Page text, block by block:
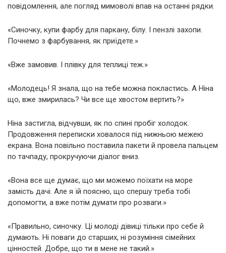
повідомлення, але погляд мимоволі впав на останні рядки.
«Синочку, купи фарбу для паркану, білу. І пензлі захопи.
Почнемо з фарбування, як приїдете.»
«Вже замовив. І плівку для теплиці теж.»
«Молодець! Я знала, що на тебе можна покластись. А Ніна
що, вже змирилась? Чи все ще хвостом вертить?»
Ніна застигла, відчувши, як по спині пробіг холодок.
Продовження переписки ховалося під нижньою межею
екрана. Вона повільно поставила пакети й провела пальцем
по тачпаду, прокручуючи діалог вниз.
«Вона все ще думає, що ми можемо поїхати на море
замість дачі. Але я їй поясню, що спершу треба тобі
допомогти, а вже потім думати про розваги.»
«Правильно, синочку. Ці молоді дівиці тільки про себе й
думають. Ні поваги до старших, ні розуміння сімейних
цінностей. Добре, що ти в мене не такий.»